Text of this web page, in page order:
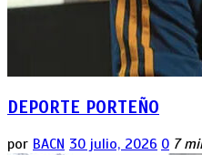
DEPORTE PORTEÑO
por BACN 30 julio, 2026 0 7